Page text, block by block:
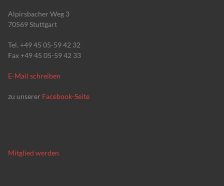
Alpirsbacher Weg 3
70569 Stuttgart
Tel. +49 45 05-59 42 32
Fax +49 45 05-59 42 33
E-Mail schreiben
zu unserer Facebook-Seite
Mitglied werden